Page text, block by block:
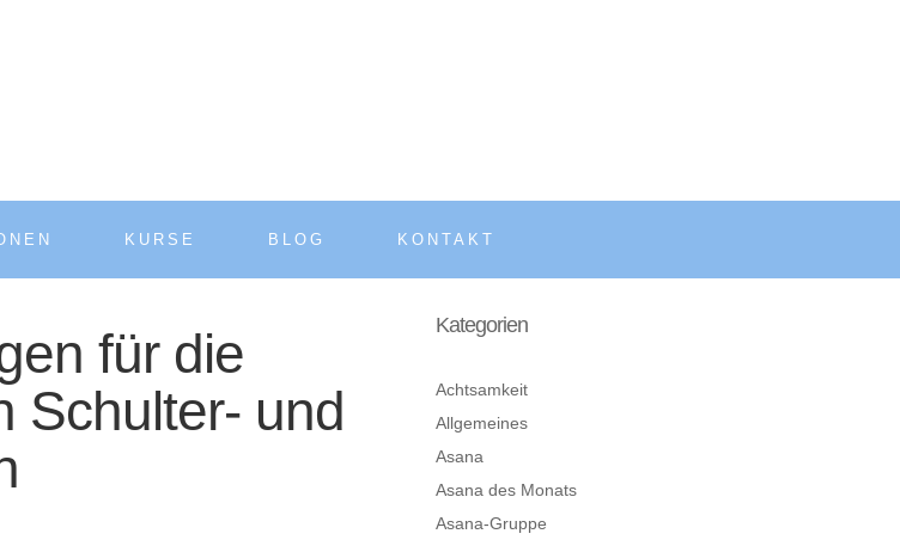
KURSE BLOG KONTAKT
für die
Schulter- und
Kategorien
Achtsamkeit
Allgemeines
Asana
Asana des Monats
Asana-Gruppe